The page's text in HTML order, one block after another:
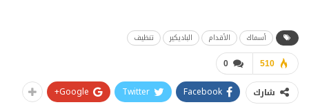
أسماك الأقدام الباديكير تنظيف
0 510
شارك Facebook
Twitter
Google+